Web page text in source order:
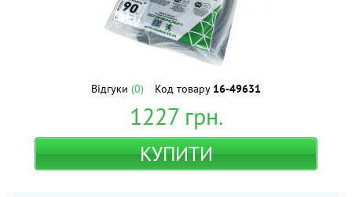
Відгуки (0) Код товару 16-49631
1227грн.
КУПИТИ